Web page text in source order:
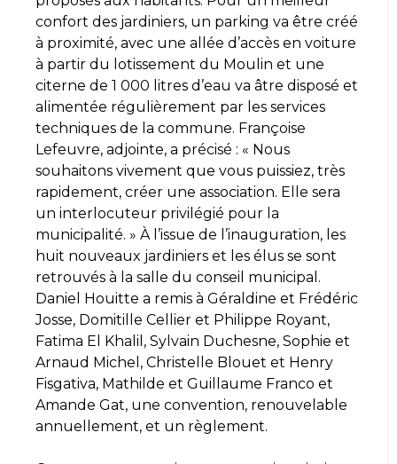
confort des jardiniers, un parking va être créé
à proximité, avec une allée d’accès en voiture
à partir du lotissement du Moulin et une
citerne de 1 000 litres d’eau va âtre disposé et
alimentée régulièrement par les services
techniques de la commune. Françoise
Lefeuvre, adjointe, a précisé : « Nous
souhaitons vivement que vous puissiez, très
rapidement, créer une association. Elle sera
un interlocuteur privilégié pour la
municipalité. » À l’issue de l’inauguration, les
huit nouveaux jardiniers et les élus se sont
retrouvés à la salle du conseil municipal.
Daniel Houitte a remis à Géraldine et Frédéric
Josse, Domitille Cellier et Philippe Royant,
Fatima El Khalil, Sylvain Duchesne, Sophie et
Arnaud Michel, Christelle Blouet et Henry
Fisgativa, Mathilde et Guillaume Franco et
Amande Gat, une convention, renouvelable
annuellement, et un règlement.